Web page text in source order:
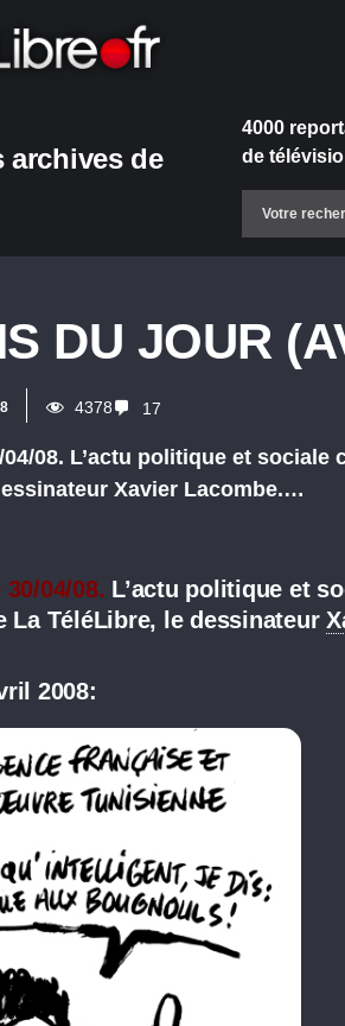
archives de
4000
de
DU JOUR
4378 17
08. L’actu politique et
Xavier Lacombe.…
04/08. L’actu politique et
La TéléLibre, le dessinateur
2008: